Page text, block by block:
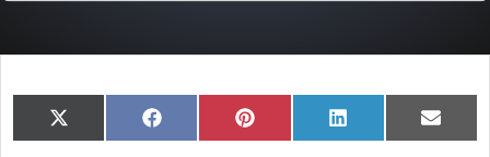
Share
on
X
(Twitter)
Share
on
Facebook Share
on
Pinterest Share
on
LinkedIn Share
on
Email